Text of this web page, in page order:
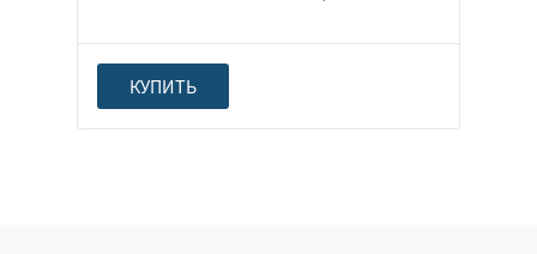
КУПИТЬ